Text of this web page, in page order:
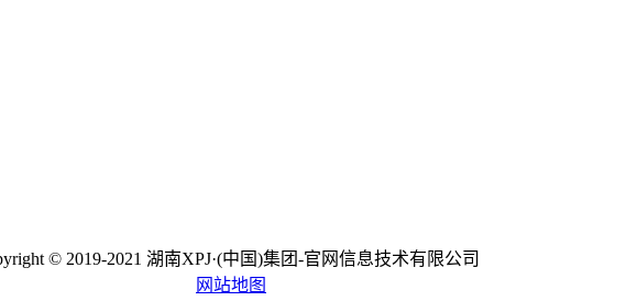
© 2019-2021 湖南XPJ·(中国)集团-官网信息技术有限公司
网站地图